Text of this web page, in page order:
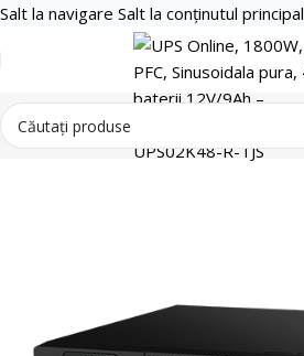
Salt la navigare Salt la conținutul principal
Supraveghere Video